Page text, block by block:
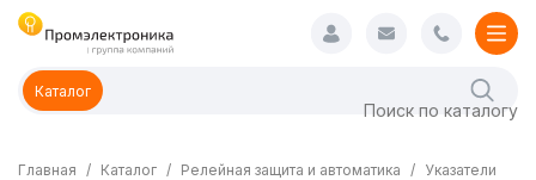
Каталог
Главная Каталог Релейная защита и автоматика
Указатели